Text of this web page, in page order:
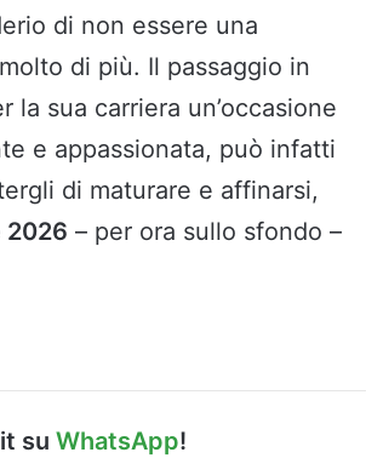
di non essere una
di più. Il passaggio in
sua carriera un’occasione
e appassionata, può infatti
di maturare e affinarsi,
2026 – per ora sullo sfondo –
su WhatsApp!